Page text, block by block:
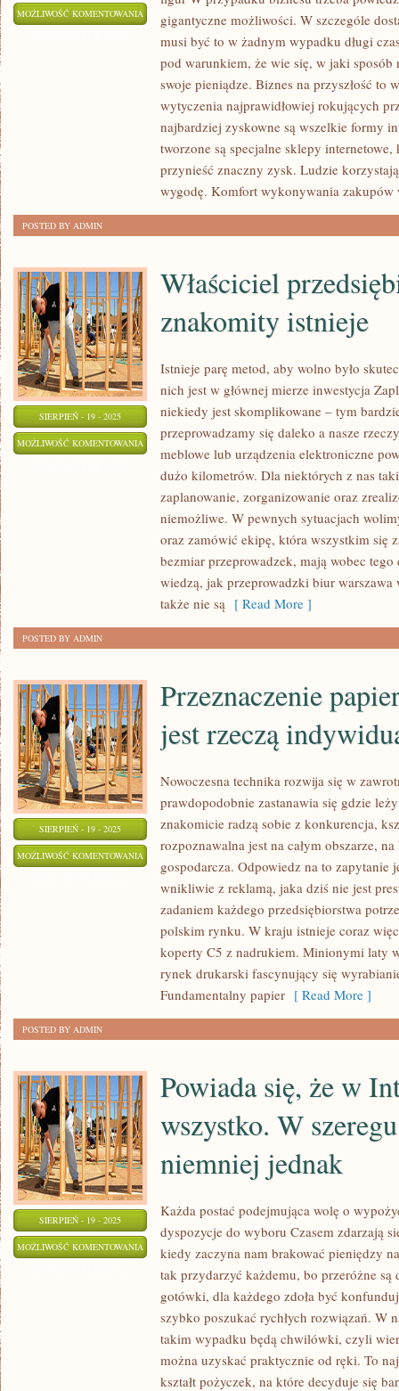
MOŻLIWOŚĆ KOMENTOWANIA
PRZYPADKU
BIZNESU
OGŁOSIĆ,
TAKA
INWESTYCJA,
KREUJE
WIELKIE
MOŻLIWOŚCI
gigantyczne możliwości. W szczególe
musi być to w żadnym wypadku długi
pod warunkiem, że wie się, w jaki
swoje pieniądze. Biznes na przyszłość to
wytyczenia najprawidłowiej rokujących
najbardziej zyskowne są wszelkie formy
tworzone są specjalne sklepy
przynieść znaczny zysk. Ludzie
wygodę. Komfort wykonywania zakupów
POSTED BY ADMIN
SIERPIEŃ - 19 - 2025
MOŻLIWOŚĆ KOMENTOWANIA WŁAŚCICIEL
Właściciel
znakomity istnieje
Istnieje parę metod, aby wolno było
nich jest w głównej mierze inwestycja
niekiedy jest skomplikowane – tym
przeprowadzamy się daleko a nasze
meblowe lub urządzenia elektroniczne
dużo kilometrów. Dla niektórych z nas
zaplanowanie, zorganizowanie oraz
niemożliwe. W pewnych sytuacjach
oraz zamówić ekipę, która wszystkim się
bezmiar przeprowadzek, mają wobec
wiedzą, jak przeprowadzki biur warszawa
także nie są [ Read More ]
POSTED BY ADMIN
SIERPIEŃ - 19 - 2025
MOŻLIWOŚĆ KOMENTOWANIA PRZEZNACZENIE
PAPIERU
KAŻDEGO
Przeznaczenie
jest rzeczą
Nowoczesna technika rozwija się w
prawdopodobnie zastanawia się gdzie
znakomicie radzą sobie z konkurencja,
rozpoznawalna jest na całym obszarze,
gospodarcza. Odpowiedz na to zapytanie
wnikliwie z reklamą, jaka dziś nie jest
zadaniem każdego przedsiębiorstwa
polskim rynku. W kraju istnieje coraz
koperty C5 z nadrukiem. Minionymi laty
rynek drukarski fascynujący się
Fundamentalny papier [ Read More ]
POSTED BY ADMIN
SIERPIEŃ - 19 - 2025
MOŻLIWOŚĆ KOMENTOWANIA
INTERNECIE
JEST
WSZYSTKO.
Powiada się, że w
wszystko. W
niemniej jednak
Każda postać podejmująca wolę o
dyspozycje do wyboru Czasem zdarzają
kiedy zaczyna nam brakować pieniędzy
tak przydarzyć każdemu, bo przeróżne są
gotówki, dla każdego zdoła być
szybko poszukać rychłych rozwiązań. W
takim wypadku będą chwilówki, czyli
można uzyskać praktycznie od ręki. To
kształt pożyczek, na które decyduje się